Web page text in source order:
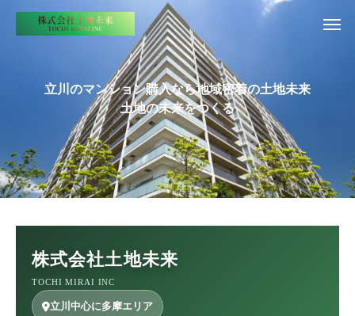
立川のマンション購入なら地域密着の土地未来
土地の未来をつくる
株式会社土地未来
TOCHI MIRAI INC
立川中心に多摩エリア